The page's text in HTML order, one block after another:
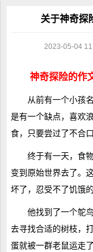
关于神奇探
2023-05-04
神奇探险的作
从前有一个小孩
是有一个缺点，喜欢
食，只要尝过了不合
终于有一天，食
变到原始世界去了。
坏了，忍受不了饥饿
他找到了一个鸵
去寻找合适的树枝，
蛋就被一群老鼠运走